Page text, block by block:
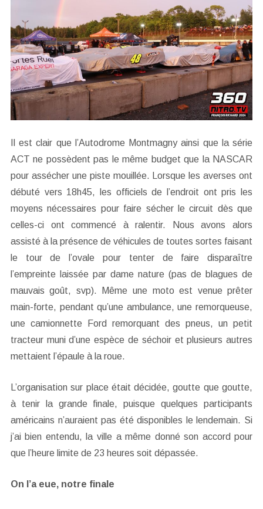
Il est clair que l’Autodrome Montmagny ainsi que la série
ACT ne possèdent pas le même budget que la NASCAR
pour assécher une piste mouillée. Lorsque les averses ont
débuté vers 18h45, les officiels de l’endroit ont pris les
moyens nécessaires pour faire sécher le circuit dès que
celles-ci ont commencé à ralentir. Nous avons alors
assisté à la présence de véhicules de toutes sortes faisant
le tour de l’ovale pour tenter de faire disparaître
l’empreinte laissée par dame nature (pas de blagues de
mauvais goût, svp). Même une moto est venue prêter
main-forte, pendant qu’une ambulance, une remorqueuse,
une camionnette Ford remorquant des pneus, un petit
tracteur muni d’une espèce de séchoir et plusieurs autres
mettaient l’épaule à la roue.
L’organisation sur place était décidée, goutte que goutte,
à tenir la grande finale, puisque quelques participants
américains n’auraient pas été disponibles le lendemain. Si
j’ai bien entendu, la ville a même donné son accord pour
que l’heure limite de 23 heures soit dépassée.
On l’a eue, notre finale